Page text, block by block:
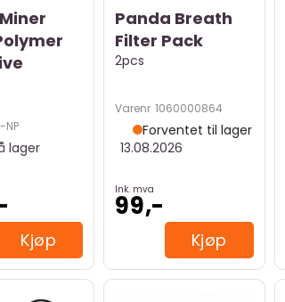
NP
lager
Kjøp
Panda Breath
Filter Pack
2pcs
Varenr 1060000864
Forventet til lager
13.08.2026
Ink. mva
99,-
Kjøp